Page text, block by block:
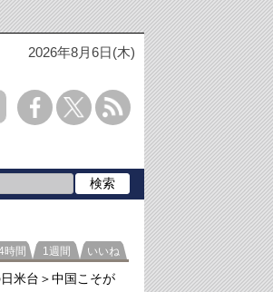
2026年8月6日(木)
ンキング
時間 1週間 いいね
米台＞中国こそが